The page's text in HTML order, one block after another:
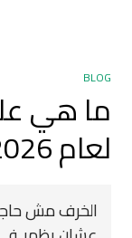
BLOG
ما هي
لعام 2026 – 2027
الخرف مش